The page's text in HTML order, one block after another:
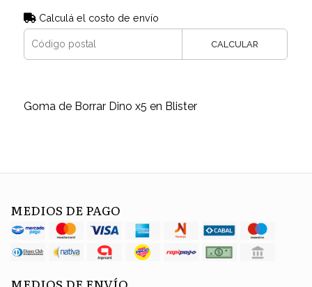
Calculá el costo de envío
CALCULAR
Goma de Borrar Dino x5 en Blister
MEDIOS DE PAGO
MEDIOS DE ENVÍO